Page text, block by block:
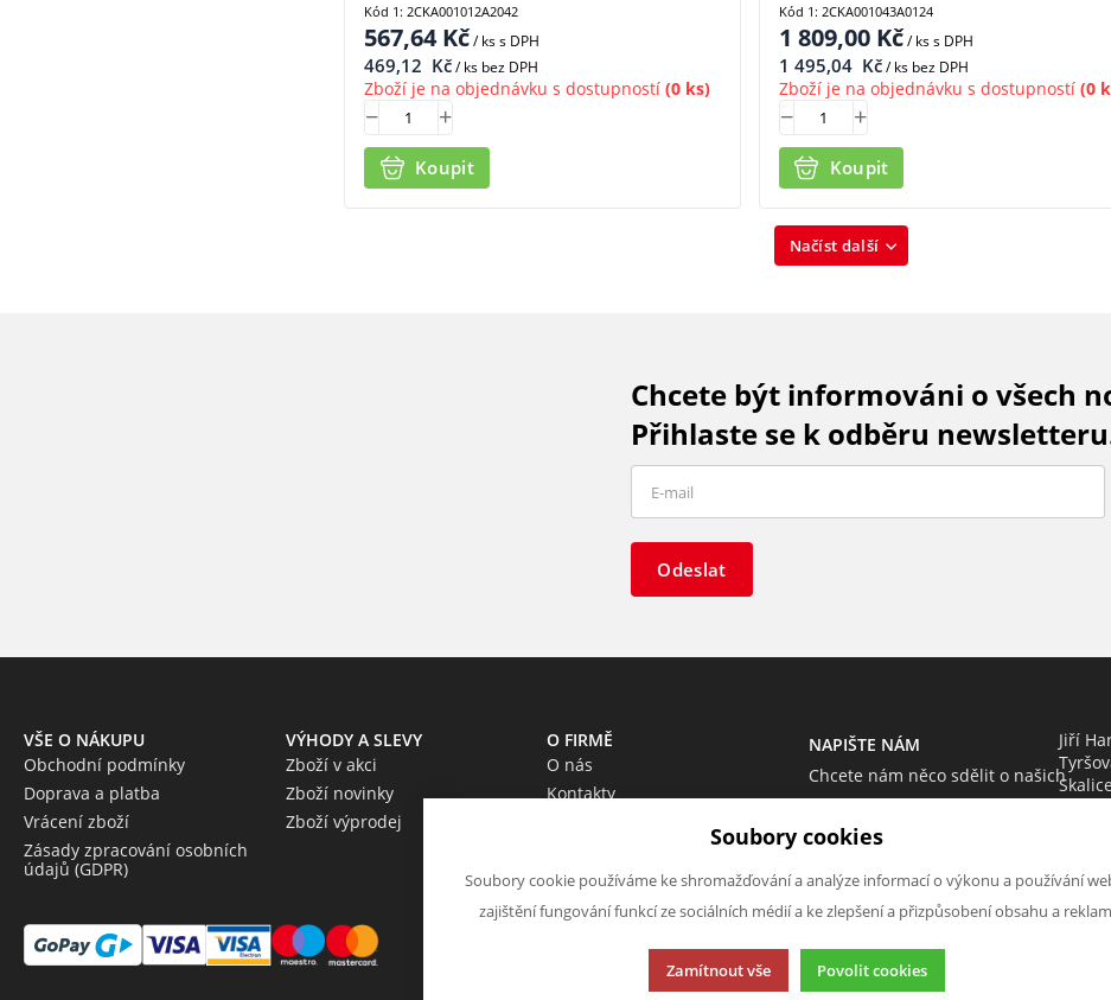
567,64Kč/ kss DPH
469,12 Kč/ ks bez DPH
Zboží je na objednávku s dostupností (0 ks)
Koupit
Kód 1: 2CKA001012A2042
1 809,00Kč/ kss DPH
1 495,04 Kč/ ks bez DPH
Zboží je na objednávku s dostupností(0
Koupit
Kód 1: 2CKA001043A0124
Načíst další
Chcete být informováni o všech
Přihlaste se k odběru
Odeslat
VŠE O NÁKUPU
Obchodní podmínky
Doprava a platba
Vrácení zboží
Zásady zpracování osobních
údajů (GDPR)
VÝHODY A SLEVY
Zboží v akci
Zboží novinky
Zboží výprodej
O FIRMĚ
O nás
Kontakty
NAPIŠTE NÁM
Chcete nám něco sdělit o našich
Neváhejte napsat.
Chci napsat zprávu
Jiří
Soubory cookies
Soubory cookie používáme ke shromažďování a analýze informací o výkonu a používání
zajištění fungování funkcí ze sociálních médií a ke zlepšení a přizpůsobení obsahu a
Zamítnout vše Povolit cookies